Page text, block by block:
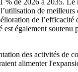
de 2026 à 2035. Le
de
de
également
des activités de
alimenter